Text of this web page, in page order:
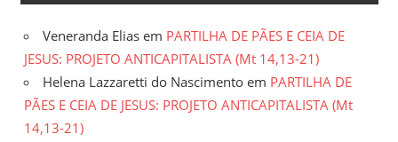
Veneranda Elias em PARTILHA DE PÃES E CEIA DE
JESUS: PROJETO ANTICAPITALISTA (Mt 14,13-21)
Helena Lazzaretti do Nascimento em PARTILHA DE
PÃES E CEIA DE JESUS: PROJETO ANTICAPITALISTA (Mt
14,13-21)